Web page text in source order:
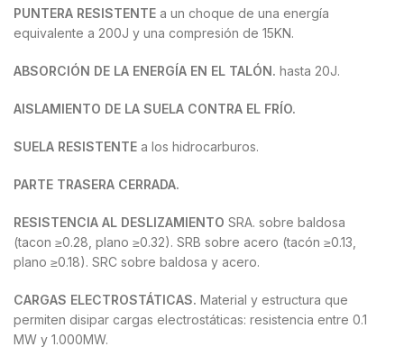
PUNTERA RESISTENTE a un choque de una energía
equivalente a 200J y una compresión de 15KN.
ABSORCIÓN DE LA ENERGÍA EN EL TALÓN. hasta 20J.
AISLAMIENTO DE LA SUELA CONTRA EL FRÍO.
SUELA RESISTENTE a los hidrocarburos.
PARTE TRASERA CERRADA.
RESISTENCIA AL DESLIZAMIENTO SRA. sobre baldosa
(tacon ≥0.28, plano ≥0.32). SRB sobre acero (tacón ≥0.13,
plano ≥0.18). SRC sobre baldosa y acero.
CARGAS ELECTROSTÁTICAS. Material y estructura que
permiten disipar cargas electrostáticas: resistencia entre 0.1
MW y 1.000MW.